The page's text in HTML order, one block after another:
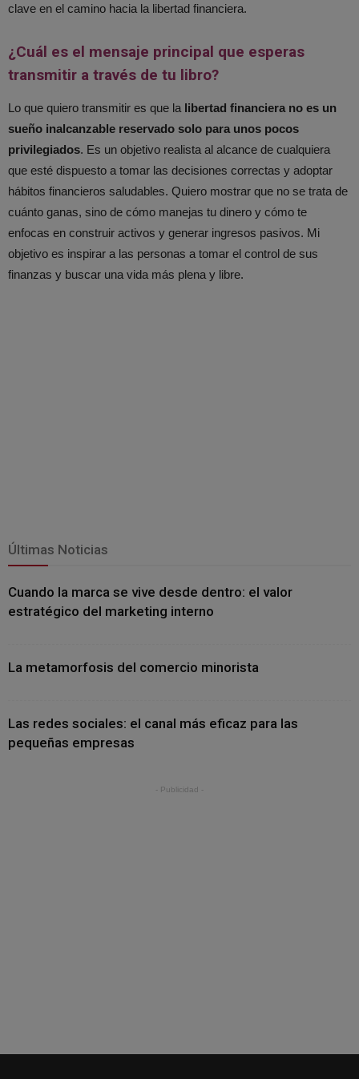
clave en el camino hacia la libertad financiera.
¿Cuál es el mensaje principal que esperas
transmitir a través de tu libro?
Lo que quiero transmitir es que la libertad financiera no es un
sueño inalcanzable reservado solo para unos pocos
privilegiados. Es un objetivo realista al alcance de cualquiera
que esté dispuesto a tomar las decisiones correctas y adoptar
hábitos financieros saludables. Quiero mostrar que no se trata de
cuánto ganas, sino de cómo manejas tu dinero y cómo te
enfocas en construir activos y generar ingresos pasivos. Mi
objetivo es inspirar a las personas a tomar el control de sus
finanzas y buscar una vida más plena y libre.
Últimas Noticias
Cuando la marca se vive desde dentro: el valor
estratégico del marketing interno
La metamorfosis del comercio minorista
Las redes sociales: el canal más eficaz para las
pequeñas empresas
- Publicidad -